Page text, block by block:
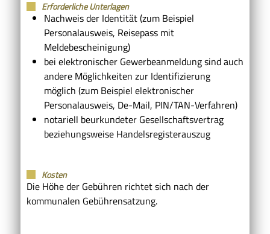
Erforderliche Unterlagen
Nachweis der Identität (zum Beispiel
Personalausweis, Reisepass mit
Meldebescheinigung)
bei elektronischer Gewerbeanmeldung sind auch
andere Möglichkeiten zur Identifizierung
möglich (zum Beispiel elektronischer
Personalausweis, De-Mail, PIN/TAN-Verfahren)
notariell beurkundeter Gesellschaftsvertrag
beziehungsweise Handelsregisterauszug
Kosten
Die Höhe der Gebühren richtet sich nach der
kommunalen Gebührensatzung.